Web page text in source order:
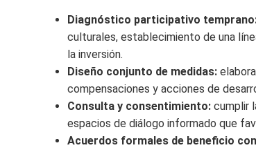
Diagnóstico participativo
culturales, establecimiento de una
la inversión.
Diseño conjunto de medidas:
compensaciones y acciones de
Consulta y consentimiento: cumplir
espacios de diálogo informado que
Acuerdos formales de beneficio